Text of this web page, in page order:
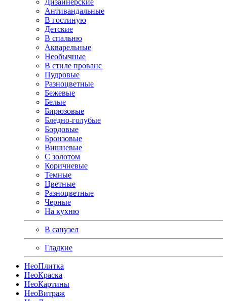
Дизайнерские
Антивандальные
В гостиную
Детские
В спальню
Акварельные
Необычные
В стиле прованс
Пудровые
Разноцветные
Бежевые
Белые
Бирюзовые
Бледно-голубые
Бордовые
Бронзовые
Вишневые
С золотом
Коричневые
Темные
Цветные
Разноцветные
Черные
На кухню
В санузел
Гладкие
НеоПлитка
НеоКраска
НеоКартины
НеоВитраж